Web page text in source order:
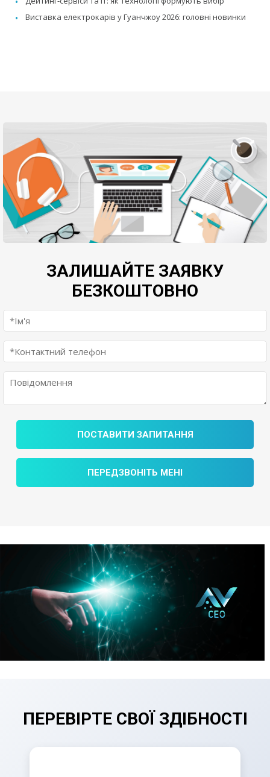
Виставка електрокарів у Гуанчжоу 2026: головні новинки
ЗАЛИШАЙТЕ ЗАЯВКУ
БЕЗКОШТОВНО
ПОСТАВИТИ ЗАПИТАННЯ
ПЕРЕДЗВОНІТЬ МЕНІ
ПЕРЕВІРТЕ СВОЇ ЗДІБНОСТІ